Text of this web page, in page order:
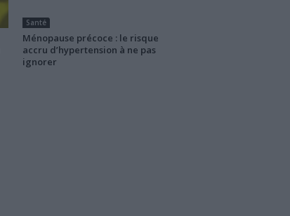
Santé
Ménopause précoce : le risque
accru d’hypertension à ne pas
ignorer